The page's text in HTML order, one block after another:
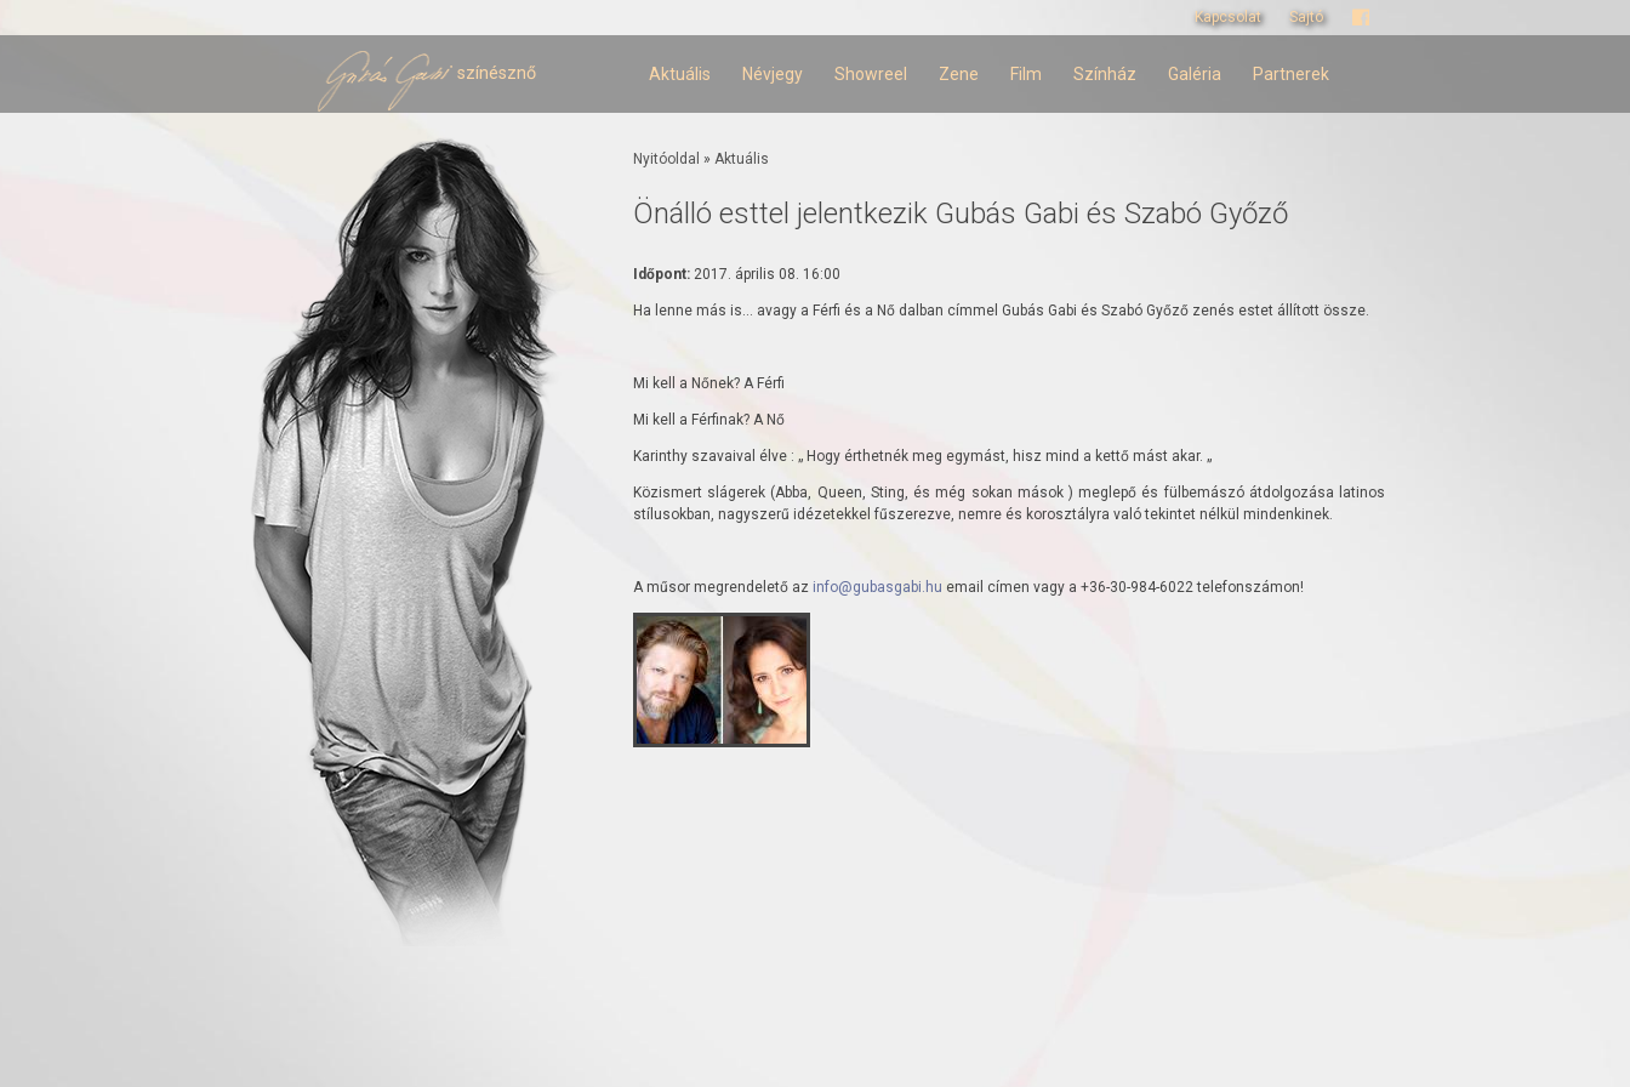
tartalomra
Kapcsolat Sajtó
színésznő Aktuális Névjegy Showreel Zene Film Színház Galéria Partnerek
Jelenlegi hely
Nyitóoldal » Aktuális
Önálló esttel jelentkezik Gubás Gabi és Szabó Győző
Időpont: 2017. április 08. 16:00
Ha lenne más is... avagy a Férfi és a Nő dalban címmel Gubás Gabi és Szabó Győző zenés estet állított össze.
Mi kell a Nőnek? A Férfi
Mi kell a Férfinak? A Nő
Karinthy szavaival élve : „ Hogy érthetnék meg egymást, hisz mind a kettő mást akar. „
Közismert slágerek (Abba, Queen, Sting, és még sokan mások ) meglepő és fülbemászó átdolgozása latinos
stílusokban, nagyszerű idézetekkel fűszerezve, nemre és korosztályra való tekintet nélkül mindenkinek.
A műsor megrendelető az info@gubasgabi.hu email címen vagy a +36-30-984-6022 telefonszámon!